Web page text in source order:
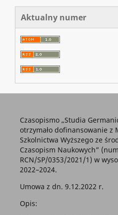
Aktualny numer
Czasopismo „Studia
otrzymało dofinansowanie z
Szkolnictwa Wyższego ze
Czasopism Naukowych”
RCN/SP/0353/2021/1) w
2022–2024.
Umowa z dn. 9.12.2022 r.
Opis: